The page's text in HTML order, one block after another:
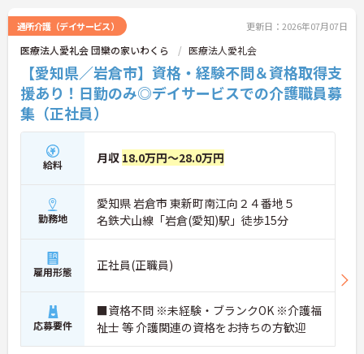
されており、プライベートの時間を大切にできる環
境です。定年65歳以降も再雇用制度により70歳まで
勤務可能であり、退職金制度も完備されているな
ど、長期的に安定したキャリアを築いていける職場
です。入社後はOJTによる丁寧なフォロー体制があ
り、資格取得支援制度も活用しながら更なるスキル
アップを目指せます。
★おすすめPOINT★
期待できます】
・日々の施設運営への貢献やチームワークが多角的
に評価されるため、目に見える形で還元されます。
・努力がダイレクトに評価へつながる制度により、
仕事へのモチベーションを高めながら働けます。
【チームでの情報共有が徹底されており、安心して
業務に取り組める体制です】
・毎朝スタッフ全員でミーティングを行い、お客様
・多職種連携で職種を超えて相談しやすい雰囲気の
もと、困った時もすぐにお互いをフォローし合えま
通所介護（デイサービス） 更新日：2026年07月07日
医療法人愛礼会 団欒の家いわくら 医療法人愛礼会
【愛知県／岩倉市】資格・経験不問＆資格取得支
援あり！日勤のみ◎デイサービスでの介護職員募
集（正社員）
給料 月収 18.0万円～28.0万円
勤務地
愛知県 岩倉市 東新町南江向２４番地５
名鉄犬山線「岩倉(愛知)駅」徒歩15分
雇用形態 正社員(正職員)
応募要件
■資格不問 ※未経験・ブランクOK ※介護福
祉士 等 介護関連の資格をお持ちの方歓迎